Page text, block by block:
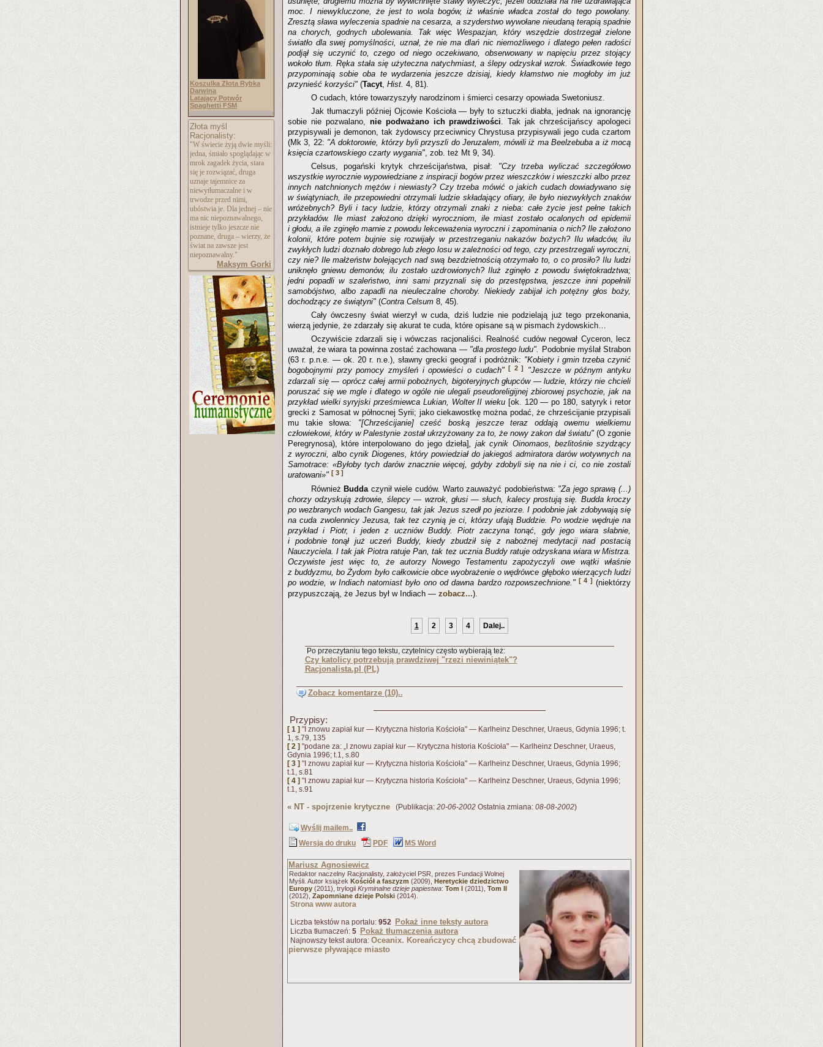
Koszulka Złota Rybka
Darwina
Latający Potwór
Spaghetti FSM
Złota myśl
Racjonalisty:
"W świecie żyją dwie myśli:
jedna, śmiało spoglądając w
mrok zagadek życia, stara
się je rozwiązać, druga
uznaje tajemnice za
niewytłumaczalne i w
trwodze przed nimi,
ubóstwia je. Dla jednej – nie
ma nic niepoznawalnego,
istnieje tylko jeszcze nie
poznane, druga – wierzy, że
świat na zawsze jest
niepoznawalny."
Maksym Gorki
moc. I niewykluczone, że jest to wola bogów, iż właśnie władca został do tego powołany.
Zresztą sława wyleczenia spadnie na cesarza, a szyderstwo wywołane nieudaną terapią spadnie
na chorych, godnych ubolewania. Tak więc Wespazjan, który wszędzie dostrzegał zielone
światło dla swej pomyślności, uznał, że nie ma dlań nic niemożliwego i dlatego pełen radości
podjął się uczynić to, czego od niego oczekiwano, obserwowany w napięciu przez stojący
wokoło tłum. Ręka stała się użyteczna natychmiast, a ślepy odzyskał wzrok. Świadkowie tego
przypominają sobie oba te wydarzenia jeszcze dzisiaj, kiedy kłamstwo nie mogłoby im już
przynieść korzyści" (Tacyt, Hist. 4, 81).
O cudach, które towarzyszyły narodzinom i śmierci cesarzy opowiada Swetoniusz.
Jak tłumaczyli później Ojcowie Kościoła — były to sztuczki diabła, jednak na ignorancję
sobie nie pozwalano, nie podważano ich prawdziwości. Tak jak chrześcijańscy apologeci
przypisywali je demonon, tak żydowscy przeciwnicy Chrystusa przypisywali jego cuda czartom
(Mk 3, 22: "A doktorowie, którzy byli przyszli do Jeruzalem, mówili iż ma Beelzebuba a iż mocą
księcia czartowskiego czarty wygania", zob. też Mt 9, 34).
Celsus, pogański krytyk chrześcijaństwa, pisał: "Czy trzeba wyliczać szczegółowo
wszystkie wyrocznie wypowiedziane z inspiracji bogów przez wieszczków i wieszczki albo przez
innych natchnionych mężów i niewiasty? Czy trzeba mówić o jakich cudach dowiadywano się
w świątyniach, ile przepowiedni otrzymali ludzie składający ofiary, ile było niezwykłych znaków
wróżebnych? Byli i tacy ludzie, którzy otrzymali znaki z nieba: całe życie jest pełne takich
przykładów. Ile miast założono dzięki wyroczniom, ile miast zostało ocalonych od epidemii
i głodu, a ile zginęło marnie z powodu lekceważenia wyroczni i zapominania o nich? Ile założono
kolonii, które potem bujnie się rozwijały w przestrzeganiu nakazów bożych? Ilu władców, ilu
zwykłych ludzi doznało dobrego lub złego losu w zależności od tego, czy przestrzegali wyroczni,
czy nie? Ile małżeństw bolejących nad swą bezdzietnością otrzymało to, o co prosiło? Ilu ludzi
uniknęło gniewu demonów, ilu zostało uzdrowionych? Iluż zginęło z powodu świętokradztwa;
jedni popadli w szaleństwo, inni sami przyznali się do przestępstwa, jeszcze inni popełnili
samobójstwo, albo zapadli na nieuleczalne choroby. Niekiedy zabijał ich potężny głos boży,
dochodzący ze świątyni" (Contra Celsum 8, 45).
Cały ówczesny świat wierzył w cuda, dziś ludzie nie podzielają już tego przekonania,
wierzą jedynie, że zdarzały się akurat te cuda, które opisane są w pismach żydowskich…
Oczywiście zdarzali się i wówczas racjonaliści. Realność cudów negował Cyceron, lecz
uważał, że wiara ta powinna zostać zachowana — "dla prostego ludu". Podobnie myślał Strabon
(63 r. p.n.e. — ok. 20 r. n.e.), sławny grecki geograf i podróżnik: "Kobiety i gmin trzeba czynić
bogobojnymi przy pomocy zmyśleń i opowieści o cudach"[ 2 ]
"Jeszcze w późnym antyku
zdarzali się — oprócz całej armii pobożnych, bigoteryjnych głupców — ludzie, którzy nie chcieli
poruszać się we mgle i dlatego w ogóle nie ulegali pseudoreligijnej zbiorowej psychozie, jak na
przykład wielki syryjski prześmiewca Lukian, Wolter II wieku [ok. 120 — po 180, satyryk i retor
grecki z Samosat w północnej Syrii; jako ciekawostkę można podać, że chrześcijanie przypisali
mu takie słowa: "[Chrześcijanie] cześć boską jeszcze teraz oddają owemu wielkiemu
człowiekowi, który w Palestynie został ukrzyżowany za to, że nowy zakon dał światu" (O zgonie
Peregrynosa), które interpolowano do jego dzieła], jak cynik Oinomaos, bezlitośnie szydzący
z wyroczni, albo cynik Diogenes, który powiedział do jakiegoś admiratora darów wotywnych na
Samotrace: «Byłoby tych darów znacznie więcej, gdyby zdobyli się na nie i ci, co nie zostali
uratowani»" [ 3 ]
Również Buddaczynił wiele cudów. Warto zauważyć podobieństwa: "Za jego sprawą (...)
chorzy odzyskują zdrowie, ślepcy — wzrok, głusi — słuch, kalecy prostują się. Budda kroczy
po wezbranych wodach Gangesu, tak jak Jezus szedł po jeziorze. I podobnie jak zdobywają się
na cuda zwolennicy Jezusa, tak tez czynią je ci, którzy ufają Buddzie. Po wodzie wędruje na
przykład i Piotr, i jeden z uczniów Buddy. Piotr zaczyna tonąć, gdy jego wiara słabnie,
i podobnie tonął już uczeń Buddy, kiedy zbudził się z nabożnej medytacji nad postacią
Nauczyciela. I tak jak Piotra ratuje Pan, tak tez ucznia Buddy ratuje odzyskana wiara w Mistrza.
Oczywiste jest więc to, że autorzy Nowego Testamentu zapożyczyli owe wątki właśnie
z buddyzmu, bo Żydom było całkowicie obce wyobrażenie o wędrówce głęboko wierzących ludzi
po wodzie, w Indiach natomiast było ono od dawna bardzo rozpowszechnione."[ 4 ] (niektórzy
przypuszczają, że Jezus był w Indiach — zobacz...).
1 2 3 4 Dalej..
Po przeczytaniu tego tekstu, czytelnicy często wybierają też:
Czy katolicy potrzebują prawdziwej "rzezi niewiniątek"?
Racjonalista.pl (PL)
Zobacz komentarze (10)..
Przypisy:
[ 1 ] "I znowu zapiał kur — Krytyczna historia Kościoła" — Karlheinz Deschner, Uraeus, Gdynia 1996; t.
1, s.79, 135
[ 2 ] "podane za: „I znowu zapiał kur — Krytyczna historia Kościoła" — Karlheinz Deschner, Uraeus,
Gdynia 1996; t.1, s.80
[ 3 ] "I znowu zapiał kur — Krytyczna historia Kościoła" — Karlheinz Deschner, Uraeus, Gdynia 1996;
t.1, s.81
[ 4 ] "I znowu zapiał kur — Krytyczna historia Kościoła" — Karlheinz Deschner, Uraeus, Gdynia 1996;
t.1, s.91
« NT - spojrzenie krytyczne (Publikacja: 20-06-2002 Ostatnia zmiana: 08-08-2002)
Wyślij mailem..
Wersja do druku
PDF MS Word
Mariusz Agnosiewicz
Redaktor naczelny Racjonalisty, założyciel PSR, prezes Fundacji Wolnej
Myśli. Autor książek Kościół a faszyzm (2009), Heretyckie dziedzictwo
Europy (2011), trylogii Kryminalne dzieje papiestwa: Tom I (2011), Tom II
(2012), Zapomniane dzieje Polski (2014).
Strona www autora
Liczba tekstów na portalu: 952 Pokaż inne teksty autora
Liczba tłumaczeń: 5 Pokaż tłumaczenia autora
Najnowszy tekst autora: Oceanix. Koreańczycy chcą zbudować
pierwsze pływające miasto